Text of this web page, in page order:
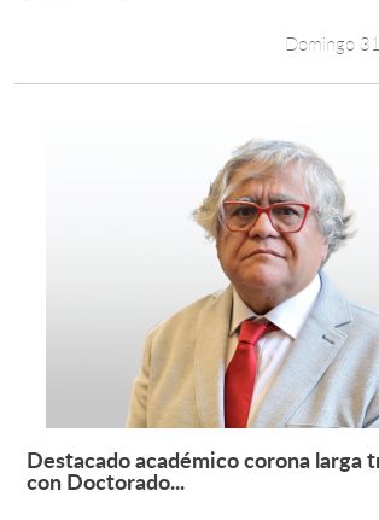
Domingo
Destacado académico corona larga
con Doctorado...